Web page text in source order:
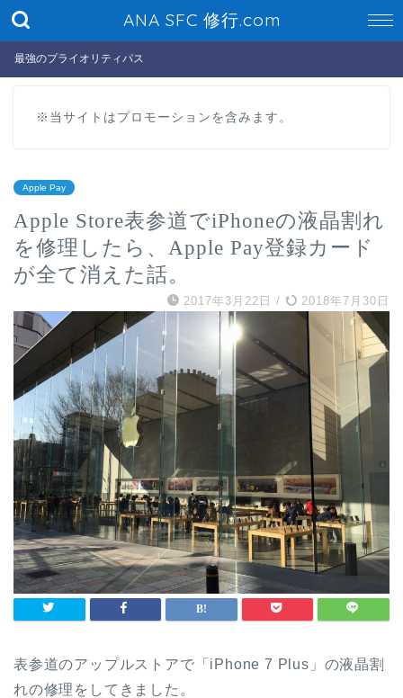
ANA SFC 修行.com
最強のプライオリティパス
※当サイトはプロモーションを含みます。
Apple Pay
Apple Store表参道でiPhoneの液晶割れ
を修理したら、Apple Pay登録カード
が全て消えた話。
2017年3月22日 / 2018年7月30日
表参道のアップルストアで「iPhone 7 Plus」の液晶割
れの修理をしてきました。